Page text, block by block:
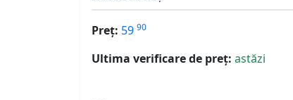
Preț: 59 90
Ultima verificare de preț: astăzi